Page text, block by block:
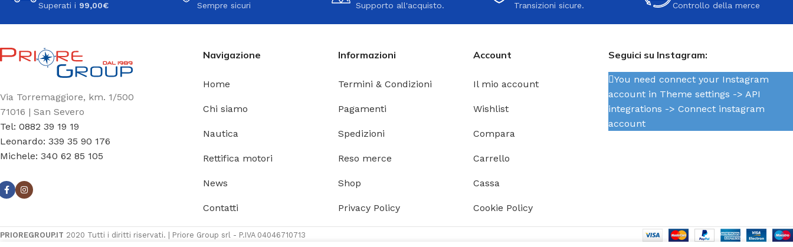
Superati i 99,00€ Sempre sicuri Supporto all'acquisto. Transizioni sicure. Controllo della merce
Via Torremaggiore, km. 1/500
71016 | San Severo
Tel: 0882 39 19 19
Leonardo: 339 35 90 176
Michele: 340 62 85 105
Navigazione
Home
Chi siamo
Nautica
Rettifica motori
News
Contatti
Informazioni
Termini & Condizioni
Pagamenti
Spedizioni
Reso merce
Shop
Privacy Policy
Account
Il mio account
Wishlist
Compara
Carrello
Cassa
Cookie Policy
Seguici su Instagram:
You need connect your Instagram
account in Theme settings -> API
integrations -> Connect instagram
account
PRIOREGROUP.IT 2020 Tutti i diritti riservati. | Priore Group srl - P.IVA 04046710713